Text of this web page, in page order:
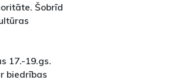
Šobrīd
17.-19.gs.
biedrības